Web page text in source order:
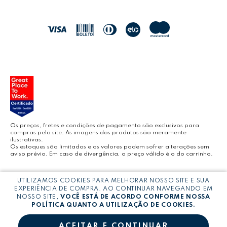
BLOG LEONORA
Os preços, fretes e condições de pagamento são exclusivos para
compras pelo site. As imagens dos produtos são meramente
ilustrativas.
Os estoques são limitados e os valores podem sofrer alterações sem
aviso prévio. Em caso de divergência, o preço válido é o do carrinho.
Copyright © LEONORA COMERCIO INTERNACIONAL LTDA - CNPJ:
03.064.692/0005-53
UTILIZAMOS COOKIES PARA MELHORAR NOSSO SITE E SUA
EXPERIÊNCIA DE COMPRA. AO CONTINUAR NAVEGANDO EM
NOSSO SITE,VOCÊ ESTÁ DE ACORDO CONFORME NOSSA
POLÍTICA QUANTO A UTILIZAÇÃO DE COOKIES.